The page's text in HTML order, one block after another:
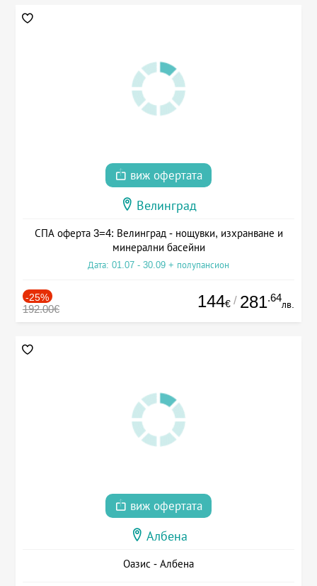
виж офертата
Велинград
СПА оферта 3=4: Велинград - нощувки, изхранване и
минерални басейни
Дата: 01.07 - 30.09 + полупансион
-25%
192.00€ 144€ / 281.64
лв.
виж офертата
Албена
Оазис - Албена